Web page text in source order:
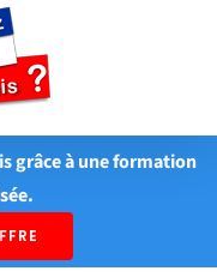
grâce à une formation